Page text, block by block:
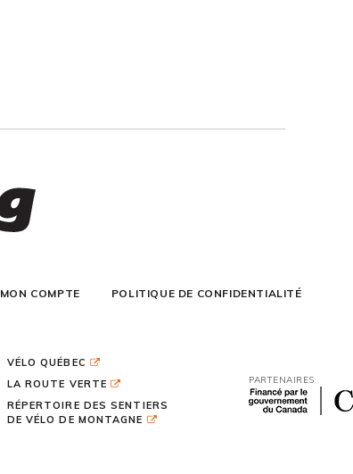
MON COMPTE POLITIQUE DE CONFIDENTIALITÉ
VÉLO QUÉBEC
LA ROUTE VERTE
RÉPERTOIRE DES SENTIERS
DE VÉLO DE MONTAGNE
PARTENAIRES